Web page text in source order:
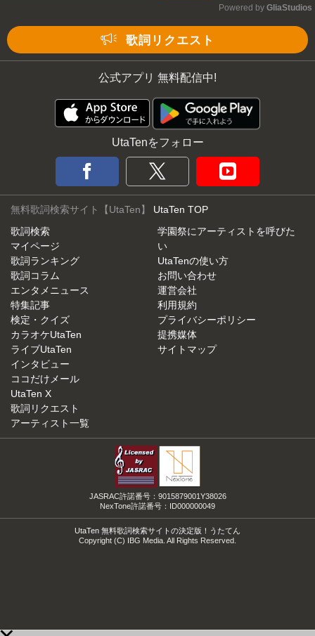
Powered by GliaStudios
歌詞リクエスト
公式アプリ 無料配信中!
UtaTenをフォロー
無料歌詞検索サイト【UtaTen】 UtaTen TOP
歌詞検索
マイページ
歌詞ランキング
歌詞コラム
エンタメニュース
特集記事
検定・クイズ
カラオケUtaTen
ライブUtaTen
インタビュー
ココだけメール
UtaTen X
歌詞リクエスト
アーティスト一覧
学園祭にアーティストを呼びた
い
UtaTenの使い方
お問い合わせ
運営会社
利用規約
プライバシーポリシー
提携媒体
サイトマップ
JASRAC許諾番号：9015879001Y38026
NexTone許諾番号：ID000000049
UtaTen 無料歌詞検索サイトの決定版！うたてん
Copyright (C) IBG Media. All Rights Reserved.